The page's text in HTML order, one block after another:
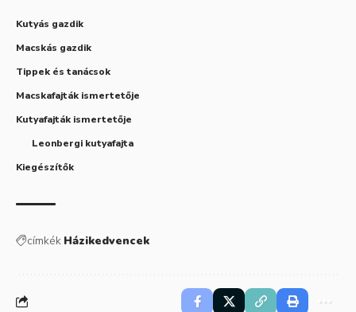
Kutyás gazdik
Macskás gazdik
Tippek és tanácsok
Macskafajták ismertetője
Kutyafajták ismertetője
Leonbergi kutyafajta
Kiegészítők
címkék Házikedvencek